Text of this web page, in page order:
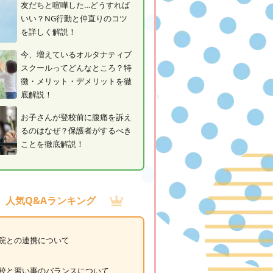
友だちと喧嘩した…どうすれば
いい？NG行動と仲直りのコツ
を詳しく解説！
今、増えているオルタナティブ
スクールってどんなところ？特
徴・メリット・デメリットを徹
底解説！
お子さんが登校前に腹痛を訴え
るのはなぜ？保護者がするべき
ことを徹底解説！
人気Q&Aランキング
との連携について
と習い事のバランスについて